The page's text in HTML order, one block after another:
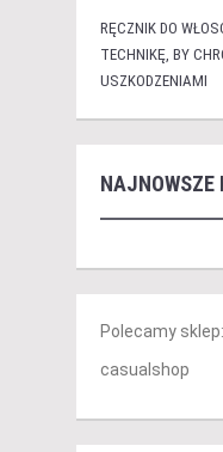
RĘCZNIK DO
TECHNIKĘ, BY
USZKODZENIAMI
NAJNOWSZE
Polecamy sklep:
casualshop